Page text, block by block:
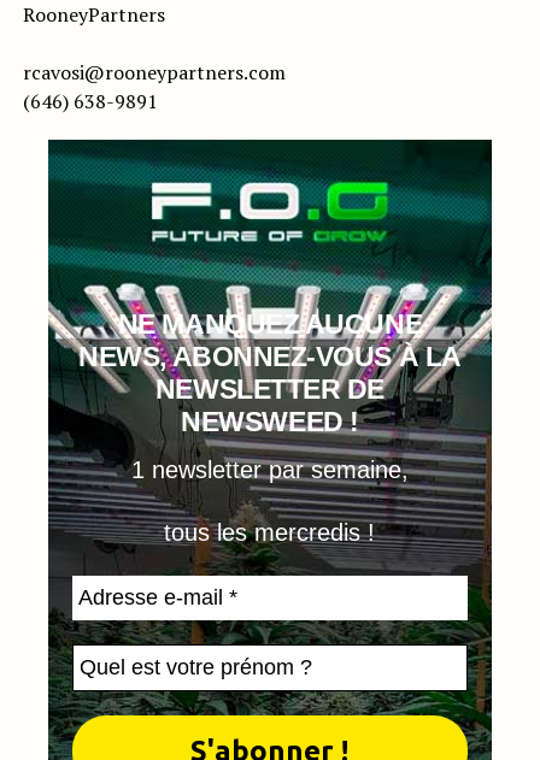
RooneyPartners
rcavosi@rooneypartners.com
(646) 638-9891
NE MANQUEZ AUCUNE
NEWS, ABONNEZ-VOUS À LA
NEWSLETTER DE
NEWSWEED !
1 newsletter par semaine,
tous les mercredis !